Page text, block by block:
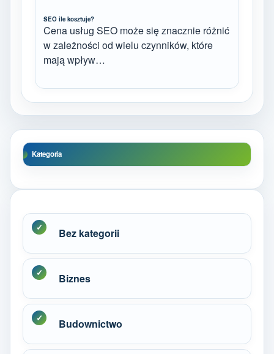
SEO ile kosztuje?
Cena usług SEO może się znacznie różnić
w zależności od wielu czynników, które
mają wpływ…
Kategoria
Bez kategorii
Biznes
Budownictwo